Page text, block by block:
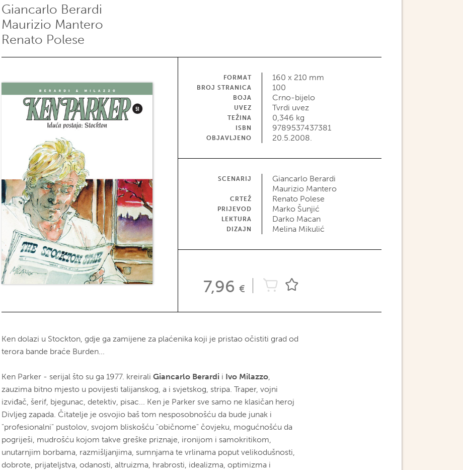
Giancarlo Berardi
Maurizio Mantero
Renato Polese
FORMAT 160 x 210 mm
BROJ STRANICA 100
BOJA Crno-bijelo
UVEZ Tvrdi uvez
TEŽINA 0,346 kg
ISBN 9789537437381
OBJAVLJENO 20.5.2008.
SCENARIJ
Giancarlo Berardi
Maurizio Mantero
CRTEŽ Renato Polese
PRIJEVOD Marko Šunjić
LEKTURA Darko Macan
DIZAJN Melina Mikulić
7,96 €
Ken dolazi u Stockton, gdje ga zamijene za plaćenika koji je pristao očistiti grad od
terora bande braće Burden...
Ken Parker - serijal što su ga 1977. kreirali Giancarlo Berardi i Ivo Milazzo,
zauzima bitno mjesto u povijesti talijanskog, a i svjetskog, stripa. Traper, vojni
izviđač, šerif, bjegunac, detektiv, pisac... Ken je Parker sve samo ne klasičan heroj
Divljeg zapada. Čitatelje je osvojio baš tom nesposobnošću da bude junak i
"profesionalni" pustolov, svojom bliskošću "običnome" čovjeku, mogućnošću da
pogriješi, mudrošću kojom takve greške priznaje, ironijom i samokritikom,
unutarnjim borbama, razmišljanjima, sumnjama te vrlinama poput velikodušnosti,
dobrote, prijateljstva, odanosti, altruizma, hrabrosti, idealizma, optimizma i